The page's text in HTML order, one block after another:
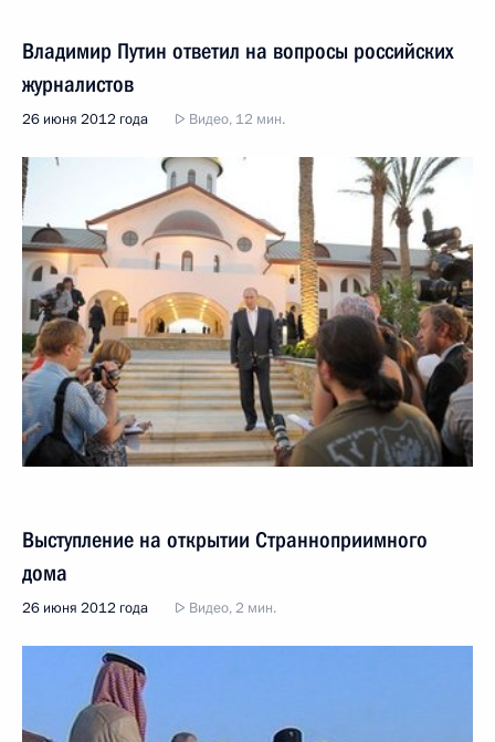
Владимир Путин ответил на вопросы российских
журналистов
26 июня 2012 года Видео, 12 мин.
Выступление на открытии Странноприимного
дома
26 июня 2012 года Видео, 2 мин.